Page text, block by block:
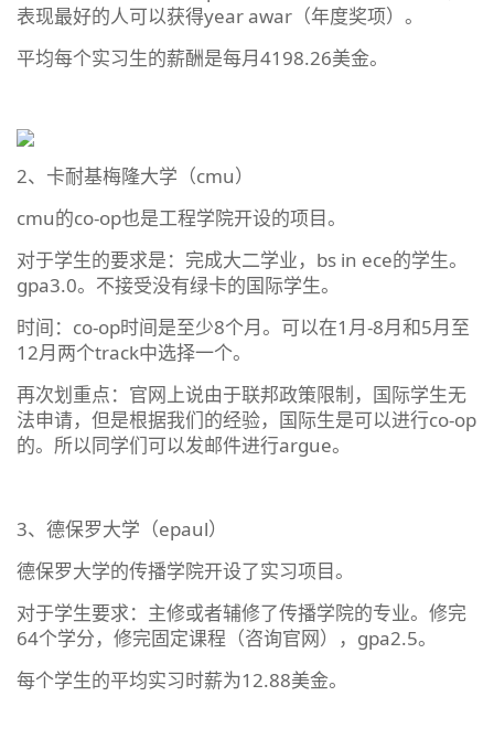
表现最好的人可以获得year awar（年度奖项）。
平均每个实习生的薪酬是每月4198.26美金。
2、卡耐基梅隆大学（cmu）
cmu的co-op也是工程学院开设的项目。
对于学生的要求是：完成大二学业，bs in ece的学生。
gpa3.0。不接受没有绿卡的国际学生。
时间：co-op时间是至少8个月。可以在1月-8月和5月至
12月两个track中选择一个。
再次划重点：官网上说由于联邦政策限制，国际学生无
法申请，但是根据我们的经验，国际生是可以进行co-op
的。所以同学们可以发邮件进行argue。
3、德保罗大学（epaul）
德保罗大学的传播学院开设了实习项目。
对于学生要求：主修或者辅修了传播学院的专业。修完
64个学分，修完固定课程（咨询官网），gpa2.5。
每个学生的平均实习时薪为12.88美金。